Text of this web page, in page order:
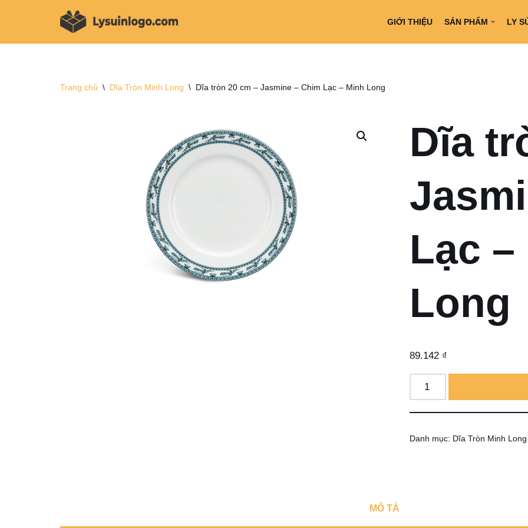
GIỚI THIỆU SẢN PHẨM LY
Trang chủ \ Dĩa Tròn Minh Long \ Dĩa tròn 20 cm – Jasmine – Chim Lạc – Minh Long
Dĩa
Lạc –
Long
89.142 ₫
Danh mục: Dĩa Tròn Minh Long
MÔ TẢ